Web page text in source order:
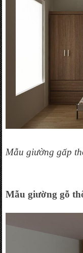
Mẫu giường gấp
Mẫu giường gỗ